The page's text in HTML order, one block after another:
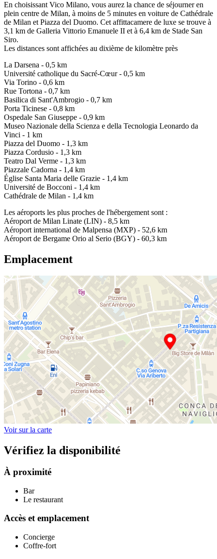
En choisissant Vico Milano, vous aurez la chance de séjourner en
plein centre de Milan, à moins de 5 minutes en voiture de Cathédrale
de Milan et Piazza del Duomo. Cet affittacamere de luxe se trouve à
3,1 km de Galleria Vittorio Emanuele II et à 6,4 km de Stade San
Siro.
Les distances sont affichées au dixième de kilomètre près
La Darsena - 0,5 km
Université catholique du Sacré-Cœur - 0,5 km
Via Torino - 0,6 km
Rue Tortona - 0,7 km
Basilica di Sant'Ambrogio - 0,7 km
Porta Ticinese - 0,8 km
Ospedale San Giuseppe - 0,9 km
Museo Nazionale della Scienza e della Tecnologia Leonardo da
Vinci - 1 km
Piazza del Duomo - 1,3 km
Piazza Cordusio - 1,3 km
Teatro Dal Verme - 1,3 km
Piazzale Cadorna - 1,4 km
Église Santa Maria delle Grazie - 1,4 km
Université de Bocconi - 1,4 km
Cathédrale de Milan - 1,4 km
Les aéroports les plus proches de l'hébergement sont :
Aéroport de Milan Linate (LIN) - 8,5 km
Aéroport international de Malpensa (MXP) - 52,6 km
Aéroport de Bergame Orio al Serio (BGY) - 60,3 km
Emplacement
Voir sur la carte
Vérifiez la disponibilité
À proximité
Bar
Le restaurant
Accès et emplacement
Concierge
Coffre-fort